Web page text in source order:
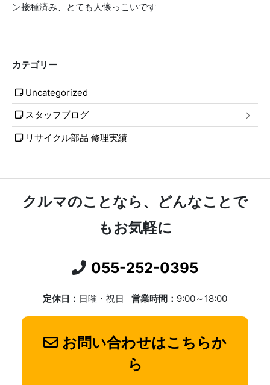
ン接種済み、とても人懐っこいです
カテゴリー
Uncategorized
スタッフブログ
リサイクル部品 修理実績
クルマのことなら、どんなことで
もお気軽に
055-252-0395
定休日： 日曜・祝日 営業時間： 9:00～18:00
お問い合わせはこちらか
ら